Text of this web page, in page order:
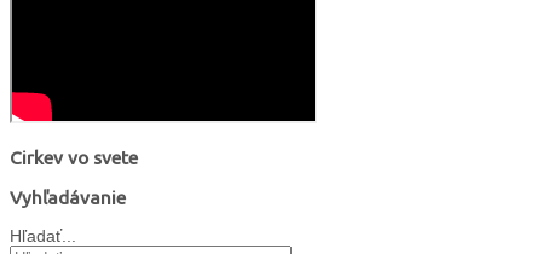
Cirkev vo svete
Vyhľadávanie
Hľadať...